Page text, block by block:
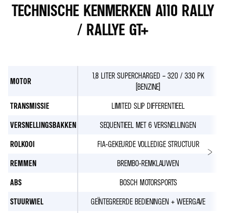
TECHNISCHE KENMERKEN A110 RALLY
/ RALLYE GT+
MOTOR
1,8 LITER SUPERCHARGED – 320 / 330 PK
(BENZINE)
TRANSMISSIE
LIMITED SLIP DIFFERENTIEEL
VERSNELLINGSBAKKEN
SEQUENTIEEL MET 6 VERSNELLINGEN
ROLKOOI
FIA-GEKEURDE VOLLEDIGE STRUCTUUR
REMMEN
BREMBO-REMKLAUWEN
ABS
BOSCH MOTORSPORTS
STUURWIEL
GEÏNTEGREERDE BEDIENINGEN + WEERGAVE